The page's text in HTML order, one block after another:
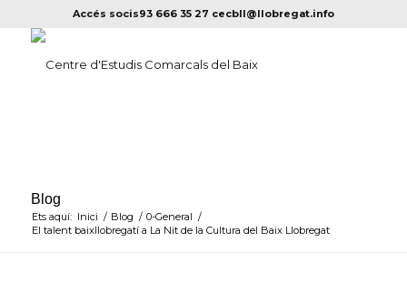
Accés socis93 666 35 27 cecbll@llobregat.info
Blog
Ets aquí: Inici / Blog / 0-General /
El talent baixllobregatí a La Nit de la Cultura del Baix Llobregat